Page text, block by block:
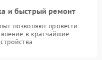
и быстрый ремонт
позволяют провести
в кратчайшие